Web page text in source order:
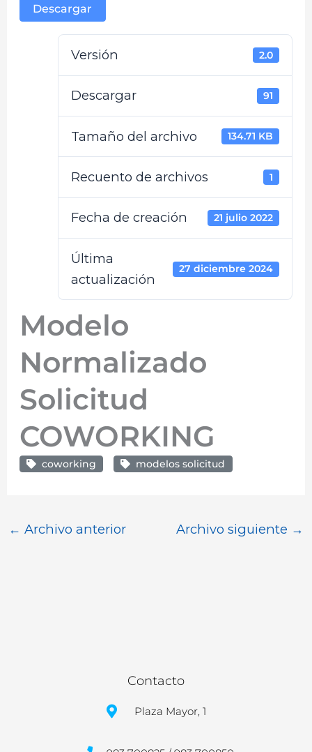
Descargar
Versión 2.0
Descargar 91
Tamaño del archivo 134.71 KB
Recuento de archivos 1
Fecha de creación 21 julio 2022
Última
actualización
27 diciembre 2024
Modelo
Normalizado
Solicitud
COWORKING
coworking modelos solicitud
← Archivo anterior Archivo siguiente →
Contacto
Plaza Mayor, 1